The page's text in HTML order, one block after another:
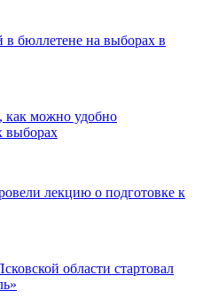
бюллетене на выборах в
как можно удобно
выборах
лекцию о подготовке к
области стартовал